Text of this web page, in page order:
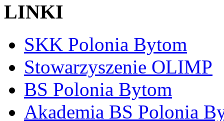
LINKI
SKK Polonia Bytom
Stowarzyszenie OLIMP
BS Polonia Bytom
Akademia BS Polonia